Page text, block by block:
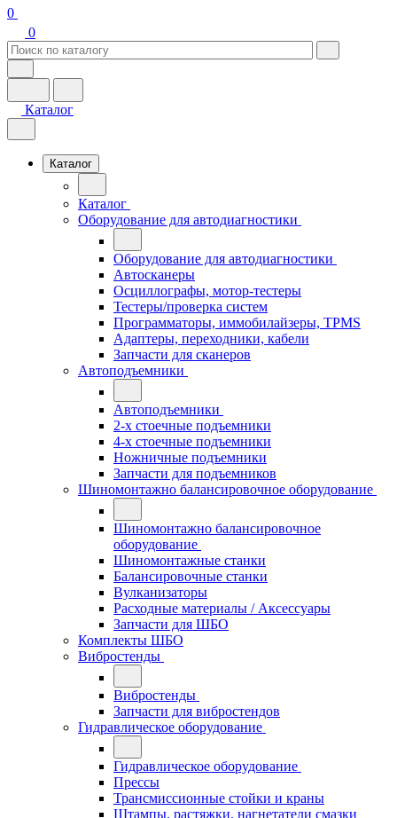
0
0
Каталог
Каталог
Каталог
Оборудование для автодиагностики
Оборудование для автодиагностики
Автосканеры
Осциллографы, мотор-тестеры
Тестеры/проверка систем
Программаторы, иммобилайзеры, TPMS
Адаптеры, переходники, кабели
Запчасти для сканеров
Автоподъемники
Автоподъемники
2-х стоечные подъемники
4-х стоечные подъемники
Ножничные подъемники
Запчасти для подъемников
Шиномонтажно балансировочное оборудование
Шиномонтажно балансировочное
оборудование
Шиномонтажные станки
Балансировочные станки
Вулканизаторы
Расходные материалы / Аксессуары
Запчасти для ШБО
Комплекты ШБО
Вибростенды
Вибростенды
Запчасти для вибростендов
Гидравлическое оборудование
Гидравлическое оборудование
Прессы
Трансмиссионные стойки и краны
Штампы, растяжки, нагнетатели смазки